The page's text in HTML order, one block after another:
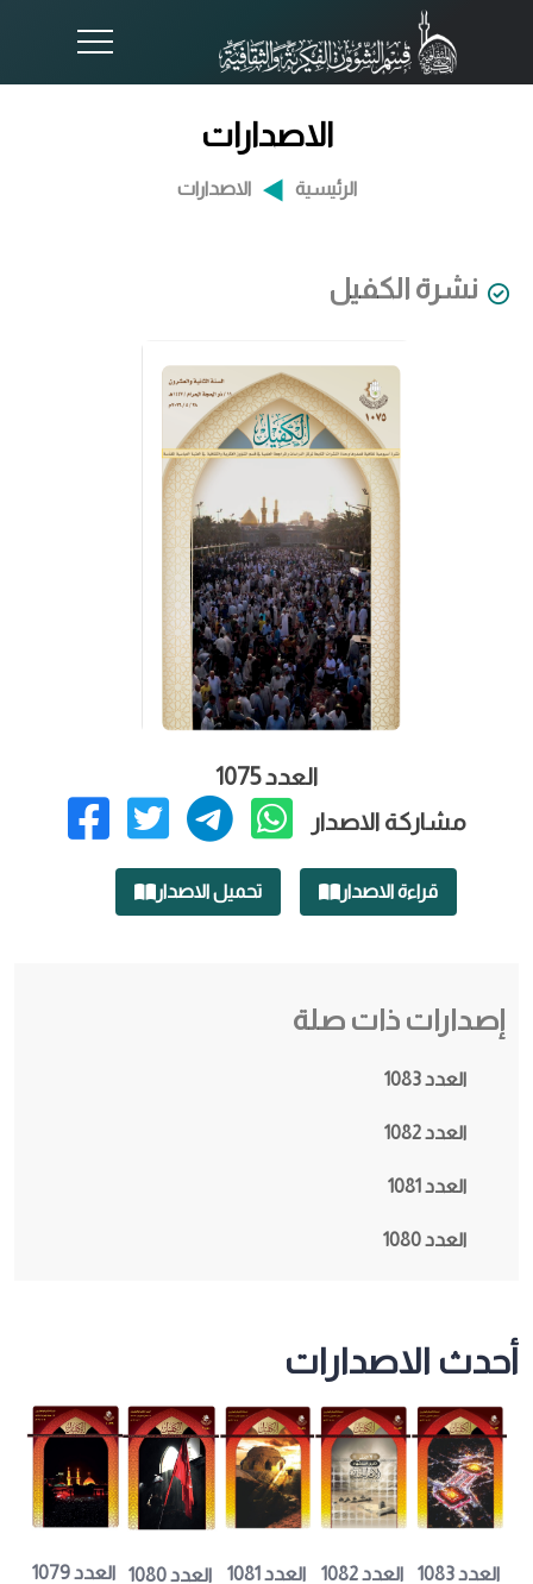
الاصدارات
الرئيسية الاصدارات
نشرة الكفيل
العدد 1075
مشاركة الاصدار
قراءة الاصدار تحميل الاصدار
إصدارات ذات صلة
العدد 1083
العدد 1082
العدد 1081
العدد 1080
أحدث الاصدارات
العدد 1083 العدد 1082 العدد 1081 العدد 1080 العدد 1079